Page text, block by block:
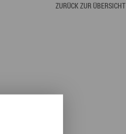
ZURÜCK ZUR ÜBERSICHT